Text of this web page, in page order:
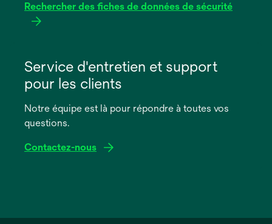
Rechercher des fiches de données de sécurité
dans
nouvel
onglet
Service d'entretien et support
pour les clients
Notre équipe est là pour répondre à toutes vos
questions.
Contactez-nous